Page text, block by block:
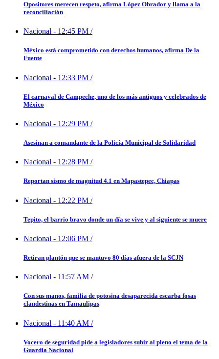
Opositores merecen respeto, afirma López Obrador y llama a la
reconciliación
Nacional - 12:45 PM /
México está comprometido con derechos humanos, afirma De la
Fuente
Nacional - 12:33 PM /
El carnaval de Campeche, uno de los más antiguos y celebrados de
México
Nacional - 12:29 PM /
Asesinan a comandante de la Policía Municipal de Solidaridad
Nacional - 12:28 PM /
Reportan sismo de magnitud 4.1 en Mapastepec, Chiapas
Nacional - 12:22 PM /
Tepito, el barrio bravo donde un día se vive y al siguiente se muere
Nacional - 12:06 PM /
Retiran plantón que se mantuvo 80 días afuera de la SCJN
Nacional - 11:57 AM /
Con sus manos, familia de potosina desaparecida escarba fosas
clandestinas en Tamaulipas
Nacional - 11:40 AM /
Vocero de seguridad pide a legisladores subir al pleno el tema de la
Guardia Nacional